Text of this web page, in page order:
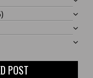
POST